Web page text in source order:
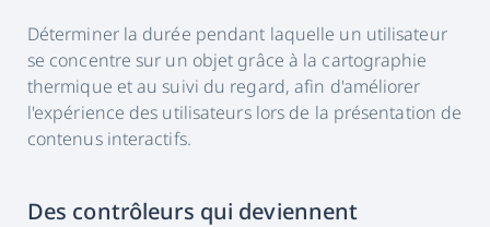
Déterminer la durée pendant laquelle un utilisateur
se concentre sur un objet grâce à la cartographie
thermique et au suivi du regard, afin d'améliorer
l'expérience des utilisateurs lors de la présentation de
contenus interactifs.
Des contrôleurs qui deviennent